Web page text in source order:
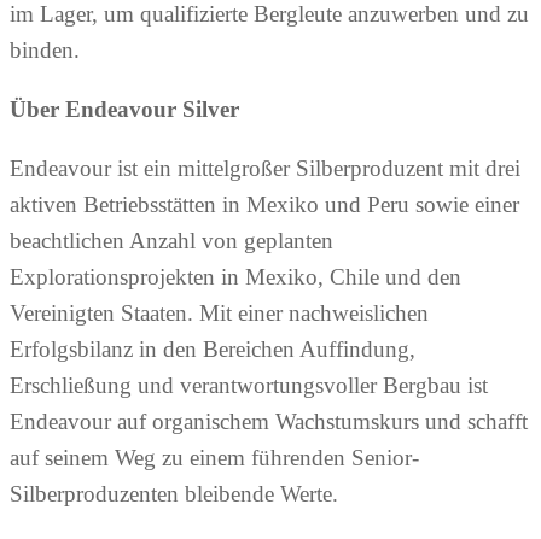
im Lager, um qualifizierte Bergleute anzuwerben und zu
binden.
Über Endeavour Silver
Endeavour ist ein mittelgroßer Silberproduzent mit drei
aktiven Betriebsstätten in Mexiko und Peru sowie einer
beachtlichen Anzahl von geplanten
Explorationsprojekten in Mexiko, Chile und den
Vereinigten Staaten. Mit einer nachweislichen
Erfolgsbilanz in den Bereichen Auffindung,
Erschließung und verantwortungsvoller Bergbau ist
Endeavour auf organischem Wachstumskurs und schafft
auf seinem Weg zu einem führenden Senior-
Silberproduzenten bleibende Werte.